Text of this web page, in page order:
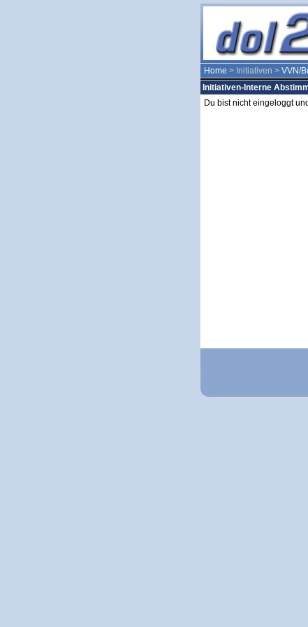
Home > Initiativen > VVN/
Initiativen-Interne
Du bist nicht eingeloggt